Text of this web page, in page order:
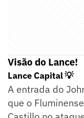
Visão do Lance!
Lance Capital 💡
A entrada do
que o